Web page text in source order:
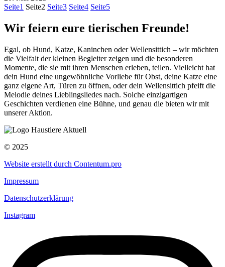
Seite1 Seite2 Seite3 Seite4 Seite5
Wir feiern eure tierischen Freunde!
Egal, ob Hund, Katze, Kaninchen oder Wellensittich – wir möchten
die Vielfalt der kleinen Begleiter zeigen und die besonderen
Momente, die sie mit ihren Menschen erleben, teilen. Vielleicht hat
dein Hund eine ungewöhnliche Vorliebe für Obst, deine Katze eine
ganz eigene Art, Türen zu öffnen, oder dein Wellensittich pfeift die
Melodie deines Lieblingsliedes nach. Solche einzigartigen
Geschichten verdienen eine Bühne, und genau die bieten wir mit
unserer Aktion.
© 2025
Website erstellt durch Contentum.pro
Impressum
Datenschutzerklärung
Instagram